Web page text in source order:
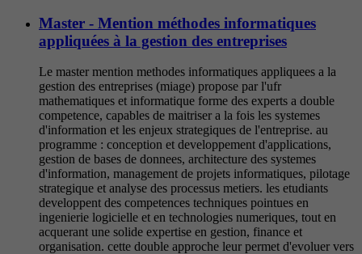
Master - Mention méthodes informatiques
appliquées à la gestion des entreprises
Le master mention methodes informatiques appliquees a la
gestion des entreprises (miage) propose par l'ufr
mathematiques et informatique forme des experts a double
competence, capables de maitriser a la fois les systemes
d'information et les enjeux strategiques de l'entreprise. au
programme : conception et developpement d'applications,
gestion de bases de donnees, architecture des systemes
d'information, management de projets informatiques, pilotage
strategique et analyse des processus metiers. les etudiants
developpent des competences techniques pointues en
ingenierie logicielle et en technologies numeriques, tout en
acquerant une solide expertise en gestion, finance et
organisation. cette double approche leur permet d'evoluer vers